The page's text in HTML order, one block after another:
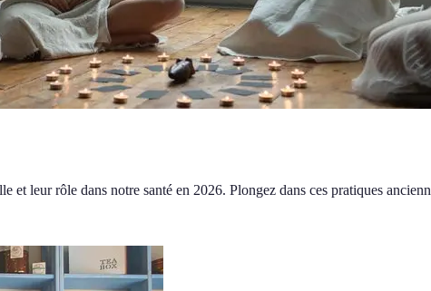
leur rôle dans notre santé en 2026. Plongez dans ces pratiques